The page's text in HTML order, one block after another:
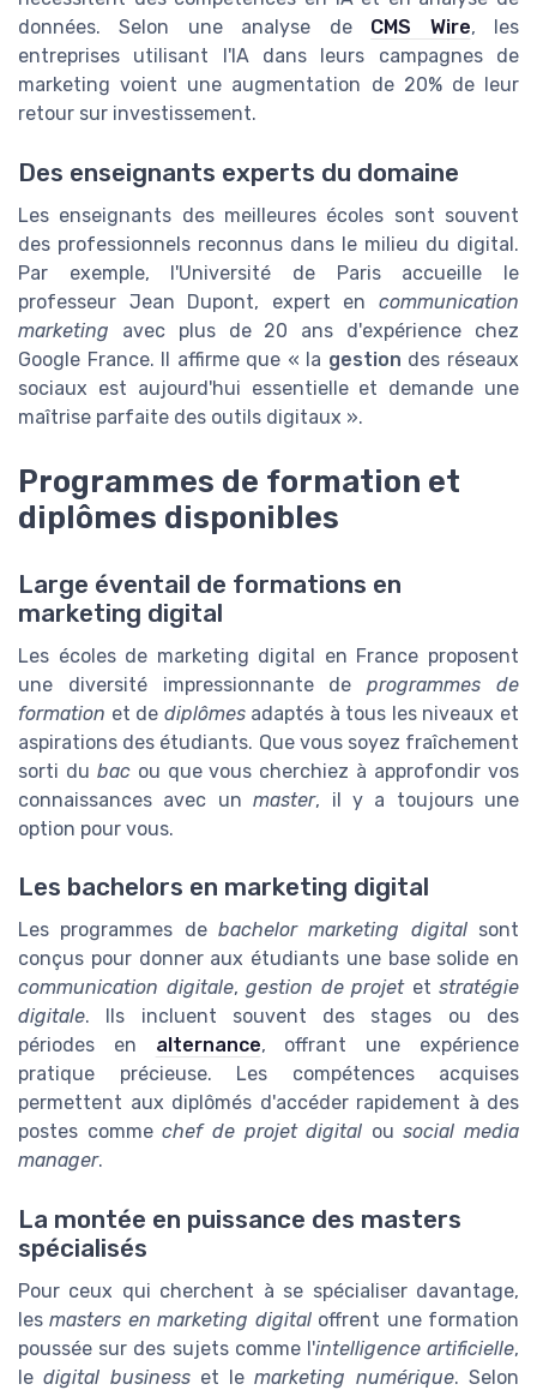
données. Selon une analyse de CMS Wire, les
entreprises utilisant l'IA dans leurs campagnes de
marketing voient une augmentation de 20% de leur
retour sur investissement.
Des enseignants experts du domaine
Les enseignants des meilleures écoles sont souvent
des professionnels reconnus dans le milieu du digital.
Par exemple, l'Université de Paris accueille le
professeur Jean Dupont, expert en communication
marketing avec plus de 20 ans d'expérience chez
Google France. Il affirme que « la gestion des réseaux
sociaux est aujourd'hui essentielle et demande une
maîtrise parfaite des outils digitaux ».
Programmes de formation et
diplômes disponibles
Large éventail de formations en
marketing digital
Les écoles de marketing digital en France proposent
une diversité impressionnante deprogrammes de
formation et de diplômesadaptés à tous les niveaux et
aspirations des étudiants. Que vous soyez fraîchement
sorti du bacou que vous cherchiez à approfondir vos
connaissances avec unmaster, il y a toujours une
option pour vous.
Les bachelors en marketing digital
Les programmes de bachelor marketing digitalsont
conçus pour donner aux étudiants une base solide en
communication digitale, gestion de projetet stratégie
digitale. Ils incluent souvent des stages ou des
périodes en alternance, offrant une expérience
pratique précieuse. Les compétences acquises
permettent aux diplômés d'accéder rapidement à des
postes commechef de projet digital ousocial media
manager.
La montée en puissance des masters
spécialisés
Pour ceux qui cherchent à se spécialiser davantage,
lesmasters en marketing digitaloffrent une formation
poussée sur des sujets comme l'intelligence artificielle,
ledigital businesset lemarketing numérique. Selon